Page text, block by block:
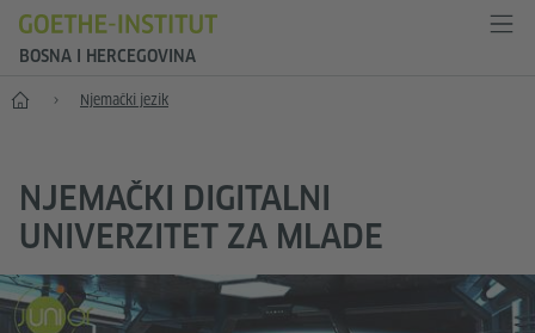
BOSNA I HERCEGOVINA
Početak Njemački jezik
NJEMAČKI DIGITALNI
UNIVERZITET ZA MLADE